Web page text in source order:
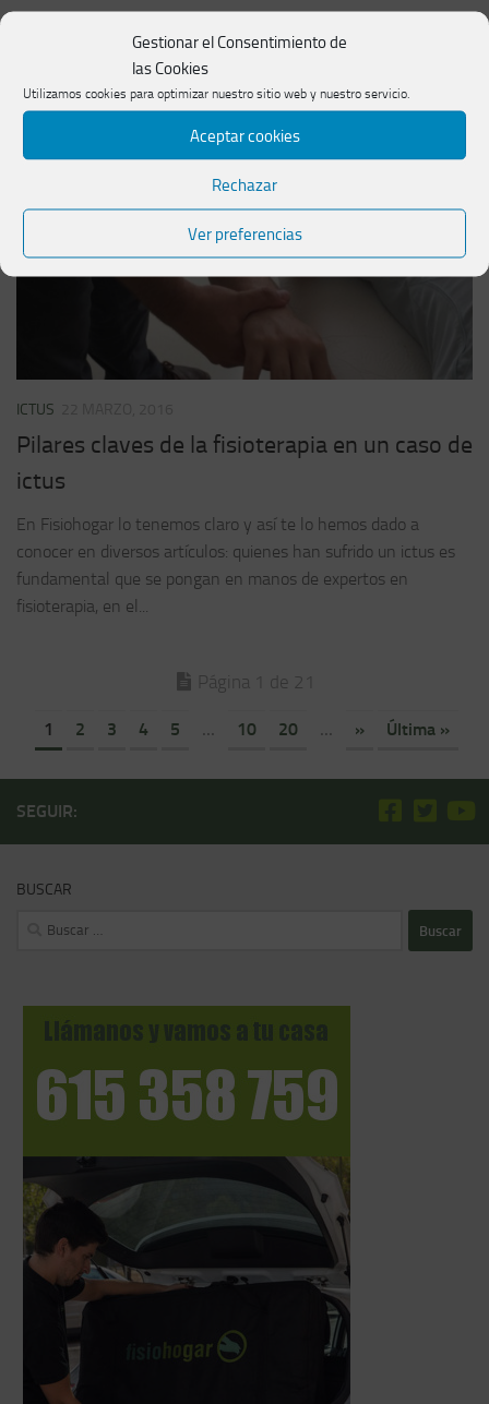
Gestionar el Consentimiento de
las Cookies
Utilizamos cookies para optimizar nuestro sitio web y nuestro servicio.
Aceptar cookies
Rechazar
Ver preferencias
esclerosis múltiple, es fundamental que se pongan en manos
de fisioterapeutas, ya que gracias a los ejercicios y actividades
que estos les indiquen podrán...
ICTUS
Pilares claves de la fisioterapia en un caso de
ictus
En Fisiohogar lo tenemos claro y así te lo hemos dado a
conocer en diversos artículos: quienes han sufrido un ictus es
fundamental que se pongan en manos de expertos en
fisioterapia, en el...
Página 1 de 21
1 2 3 4 5 ... 10 20 ... » Última »
SEGUIR:
BUSCAR
Buscar: